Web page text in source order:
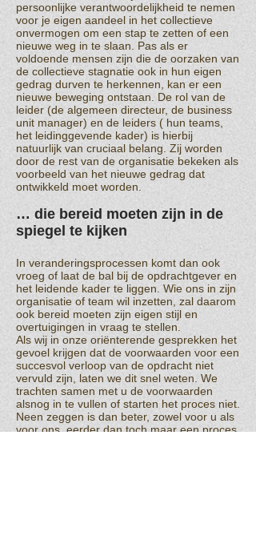
persoonlijke verantwoordelijkheid te nemen
voor je eigen aandeel in het collectieve
onvermogen om een stap te zetten of een
nieuwe weg in te slaan. Pas als er
voldoende mensen zijn die de oorzaken van
de collectieve stagnatie ook in hun eigen
gedrag durven te herkennen, kan er een
nieuwe beweging ontstaan. De rol van de
leider (de algemeen directeur, de business
unit manager) en de leiders ( hun teams,
het leidinggevende kader) is hierbij
natuurlijk van cruciaal belang. Zij worden
door de rest van de organisatie bekeken als
voorbeeld van het nieuwe gedrag dat
ontwikkeld moet worden.
… die bereid moeten zijn in de
spiegel te kijken
In veranderingsprocessen komt dan ook
vroeg of laat de bal bij de opdrachtgever en
het leidende kader te liggen. Wie ons in zijn
organisatie of team wil inzetten, zal daarom
ook bereid moeten zijn eigen stijl en
overtuigingen in vraag te stellen.
Als wij in onze oriënterende gesprekken het
gevoel krijgen dat de voorwaarden voor een
succesvol verloop van de opdracht niet
vervuld zijn, laten we dit snel weten. We
trachten samen met u de voorwaarden
alsnog in te vullen of starten het proces niet.
Neen zeggen is dan beter, zowel voor u als
voor ons, eerder dan toch maar een proces